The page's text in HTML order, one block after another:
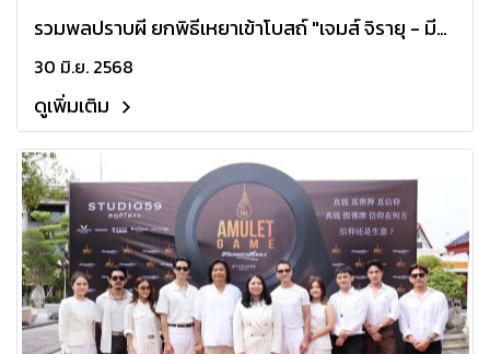
รวมพลปราบผี ยกพิธีเหยาเข้าโบสถ์ "เจมส์ จิรายุ - มีน
พีรวิชญ์ - คุ้ย ทวีวัฒน์" นำทีมนักแสดงเปิดตัว "ท่าแร่'
ภาพยนตร์สยองขวัญแห่งปี
30 มิ.ย. 2568
ดูเพิ่มเติม